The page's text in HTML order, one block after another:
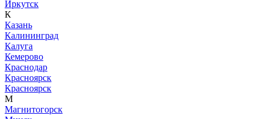
Иркутск
К
Казань
Калининград
Калуга
Кемерово
Краснодар
Красноярск
Красноярск
М
Магнитогорск